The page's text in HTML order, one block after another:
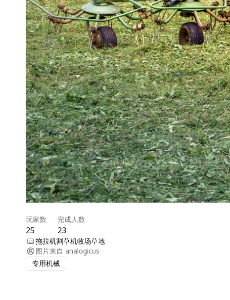
玩家数
25
完成人数
23
拖拉机割草机牧场草地
图片来自 analogicus
专用机械